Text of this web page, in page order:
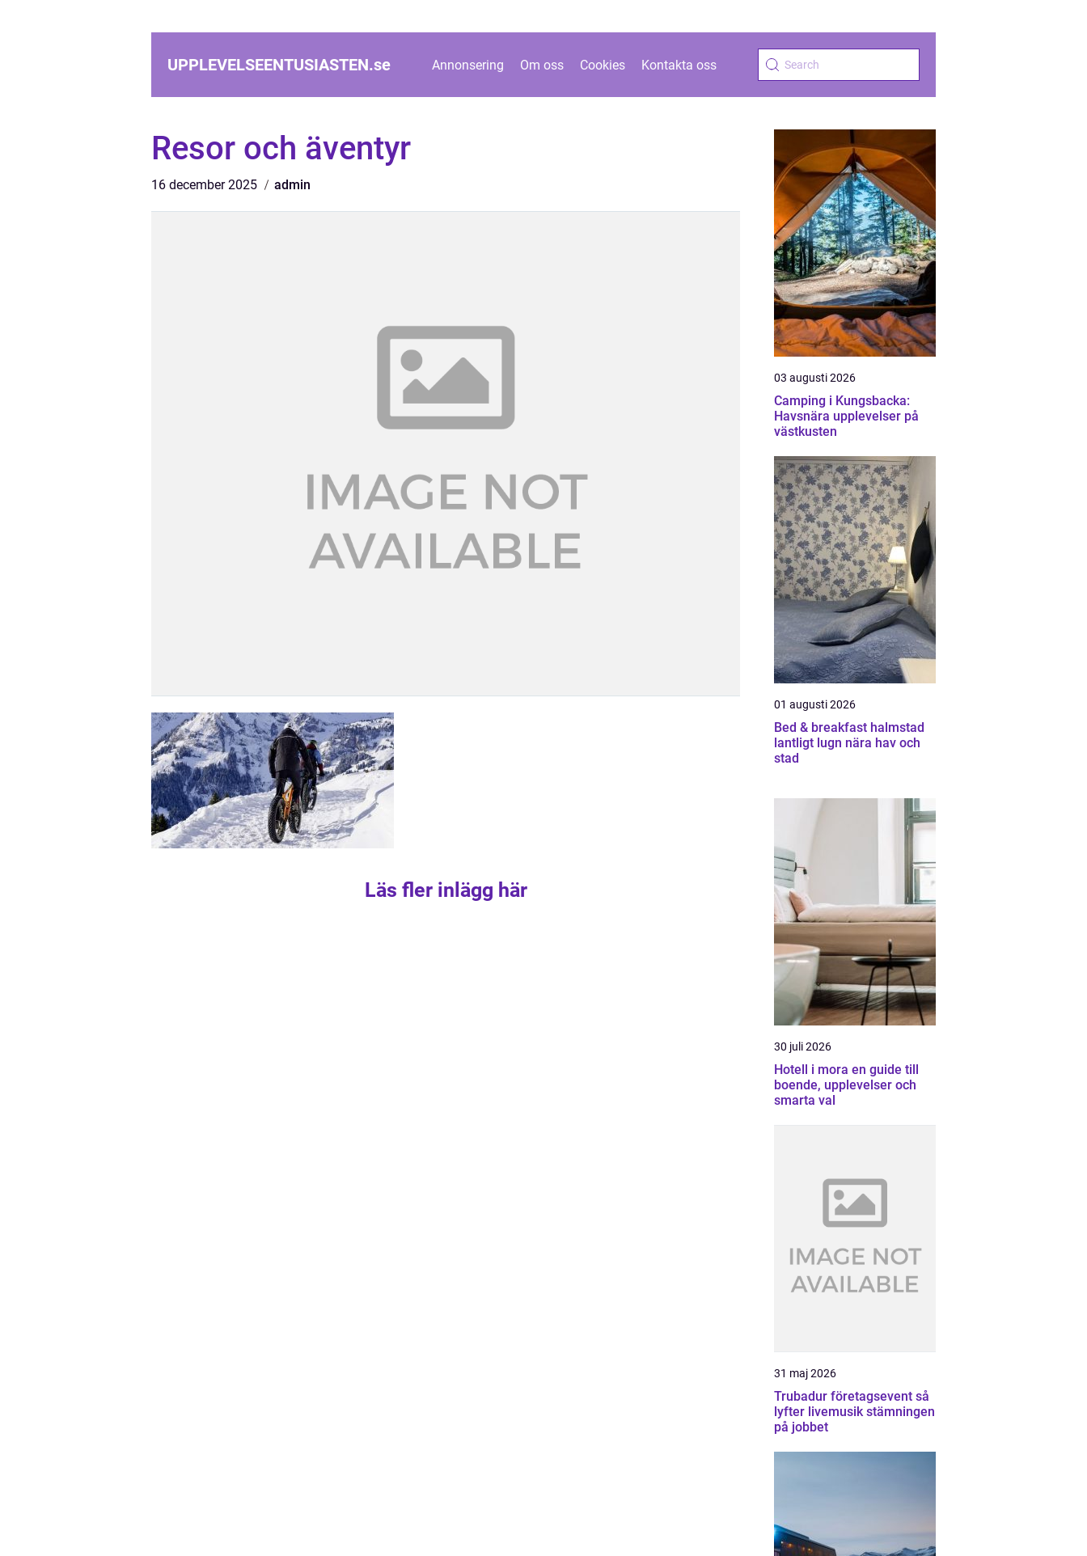
UPPLEVELSEENTUSIASTEN.se Annonsering Om oss Cookies Kontakta oss
Resor och äventyr
16 december 2025 admin
Läs fler inlägg här
03 augusti 2026
Camping i Kungsbacka:
Havsnära upplevelser på
västkusten
01 augusti 2026
Bed & breakfast halmstad
lantligt lugn nära hav och
stad
30 juli 2026
Hotell i mora en guide till
boende, upplevelser och
smarta val
31 maj 2026
Trubadur företagsevent så
lyfter livemusik stämningen
på jobbet